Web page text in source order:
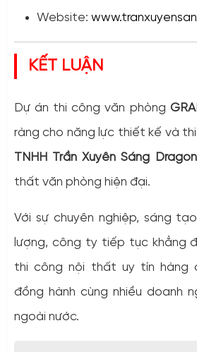
Website:
KẾT LUẬN
Dự án thi công văn phòng
ràng cho năng lực thiết kế và
TNHH Trần Xuyên Sáng Dragon
thất văn phòng hiện đại.
Với sự chuyên nghiệp, sáng
lượng, công ty tiếp tục khẳng
thi công nội thất uy tín hàng
đồng hành cùng nhiều doanh
ngoài nước.